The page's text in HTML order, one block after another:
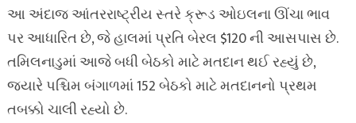
આ અંદાજ આંતરરાષ્ટ્રીય સ્તરે ક્રૂડ ઓઇલના ઊંચા ભાવ
પર આધારિત છે, જે હાલમાં પ્રતિ બેરલ $120 ની આસપાસ છે.
તમિલનાડુમાં આજે બધી બેઠકો માટે મતદાન થઈ રહ્યું છે,
જ્યારે પશ્ચિમ બંગાળમાં 152 બેઠકો માટે મતદાનનો પ્રથમ
તબક્કો ચાલી રહ્યો છે.